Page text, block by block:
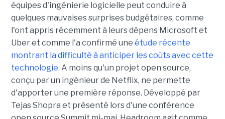
équipes d'ingénierie logicielle peut conduire à
quelques mauvaises surprises budgétaires, comme
l'ont appris récemment à leurs dépens Microsoft et
Uber et comme l'a confirmé une étude récente
montrant la difficulté à anticiper les coûts avec cette
technologie. A moins qu'un projet open source,
conçu par un ingénieur de Netflix, ne permette
d'apporter une première réponse. Développé par
Tejas Shopra et présenté lors d'une conférence